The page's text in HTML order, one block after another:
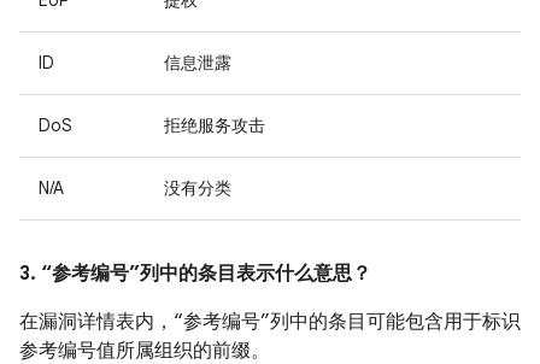
ID 信息泄露
DoS 拒绝服务攻击
N/A 没有分类
3. “参考编号”列中的条目表示什么意思？
在漏洞详情表内，“参考编号”列中的条目可能包含用于标识
参考编号值所属组织的前缀。